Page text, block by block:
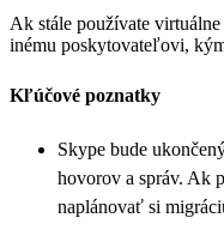
Ak stále používate
inému poskytovateľovi,
Kľúčové poznatky
Skype bude
hovorov a správ. Ak
naplánovať si